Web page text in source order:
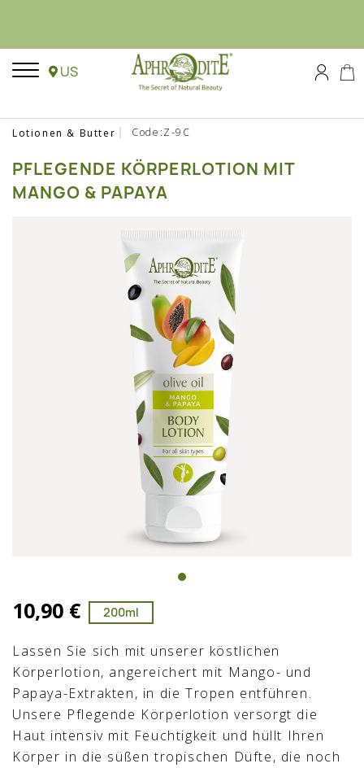
US
Lotionen & Butter Code:Z-9C
PFLEGENDE KÖRPERLOTION MIT
MANGO & PAPAYA
10,90 € 200ml
Lassen Sie sich mit unserer köstlichen
Körperlotion, angereichert mit Mango- und
Papaya-Extrakten, in die Tropen entführen.
Unsere Pflegende Körperlotion versorgt die
Haut intensiv mit Feuchtigkeit und hüllt Ihren
Körper in die süßen tropischen Düfte, die noch